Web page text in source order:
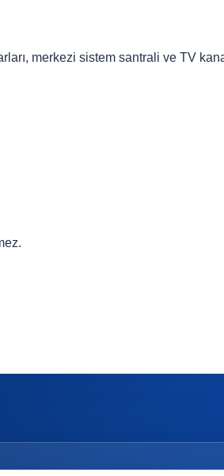
merkezi sistem santrali ve TV